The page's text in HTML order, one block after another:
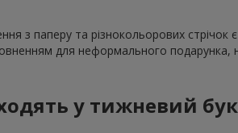
з паперу та різнокольорових
для неформального подарунка,
у тижневий